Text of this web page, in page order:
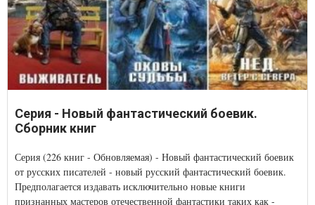
Серия - Новый фантастический боевик.
Сборник книг
Серия (226 книг - Обновляемая) - Новый фантастический боевик
от русских писателей - новый русский фантастический боевик.
Предполагается издавать исключительно новые книги
признанных мастеров отечественной фантастики таких как -